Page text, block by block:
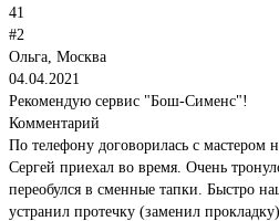
41
#2
Ольга, Москва
04.04.2021
Рекомендую сервис "Бош-Сименс"!
Комментарий
По телефону договорилась с мастером
Сергей приехал во время. Очень
переобулся в сменные тапки. Быстро
устранил протечку (заменил